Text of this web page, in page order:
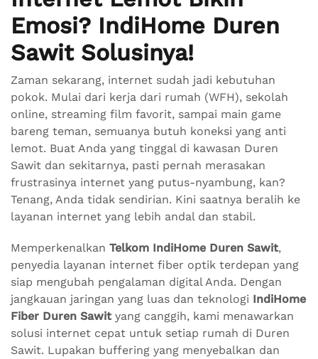
Emosi? IndiHome Duren
Sawit Solusinya!
Zaman sekarang, internet sudah jadi kebutuhan
pokok. Mulai dari kerja dari rumah (WFH), sekolah
online, streaming film favorit, sampai main game
bareng teman, semuanya butuh koneksi yang anti
lemot. Buat Anda yang tinggal di kawasan Duren
Sawit dan sekitarnya, pasti pernah merasakan
frustrasinya internet yang putus-nyambung, kan?
Tenang, Anda tidak sendirian. Kini saatnya beralih ke
layanan internet yang lebih andal dan stabil.
Memperkenalkan Telkom IndiHome Duren Sawit,
penyedia layanan internet fiber optik terdepan yang
siap mengubah pengalaman digital Anda. Dengan
jangkauan jaringan yang luas dan teknologi IndiHome
Fiber Duren Sawit yang canggih, kami menawarkan
solusi internet cepat untuk setiap rumah di Duren
Sawit. Lupakan buffering yang menyebalkan dan